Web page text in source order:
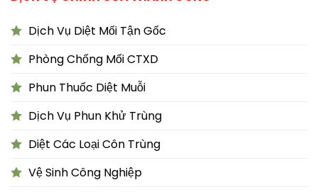
Dịch Vụ Diệt Mối Tận Gốc
Phòng Chống Mối CTXD
Phun Thuốc Diệt Muỗi
Dịch Vụ Phun Khử Trùng
Diệt Các Loại Côn Trùng
Vệ Sinh Công Nghiệp